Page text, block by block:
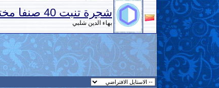
شجرة تنبت 40 صنفا مختلفا من الثمار
بهاء الدين شلبي